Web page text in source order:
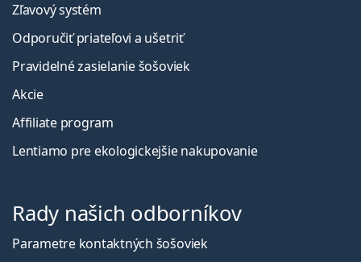
Zľavový systém
Odporučiť priateľovi a ušetriť
Pravidelné zasielanie šošoviek
Akcie
Affiliate program
Lentiamo pre ekologickejšie nakupovanie
Rady našich odborníkov
Parametre kontaktných šošoviek